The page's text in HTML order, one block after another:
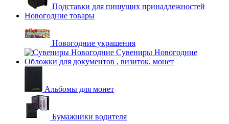
Подставки для пишущих принадлежностей
Новогодние товары
Новогодние украшения
Сувениры Новогодние
Обложки для документов , визиток, монет
Альбомы для монет
Бумажники водителя